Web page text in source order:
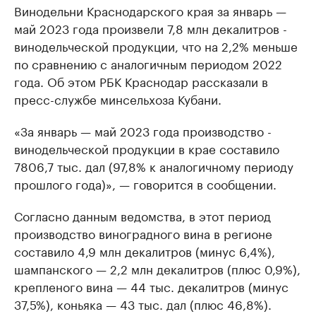
Винодельни Краснодарского края за январь —
май 2023 года произвели 7,8 млн декалитров ­
винодельческой продукц­ии, что на 2,2% меньше
по сравнению с аналогичным периодом 2022
года. Об этом РБК Краснодар рассказали в
пресс-службе минсельхоза Кубани.
«За январь — май 2023 года производство ­
винодельческой продукц­ии в крае составило
7806,7 тыс. дал (97,­8% к аналогичному пе­риоду
прошлого года)», — говорится в сообщении.
Согласно данным ведомства, в этот период
производство виноградного вина в регионе
составило 4,9 млн декалитров (минус 6,4%),
шампанского — 2,2 млн декалитров (плюс 0,9%­),
крепленого вина — 44 тыс. декалитров (минус
37,5%­), коньяка — 43 тыс. дал (плюс 46,8%).